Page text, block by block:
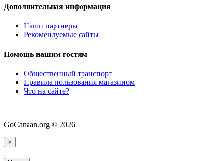
Дополнительная информация
Наши партнеры
Рекомендуемые сайты
Помощь нашим гостям
Общественный транспорт
Правила пользования магазином
Что на сайте?
GoCanaan.org © 2026
×